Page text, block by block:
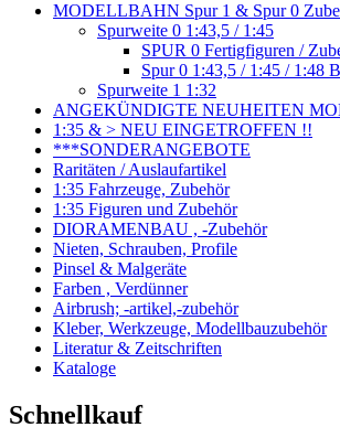
MODELLBAHN Spur 1 & Spur 0
Spurweite 0 1:43,5 / 1:45
SPUR 0 Fertigfiguren /
Spur 0 1:43,5 / 1:45 / 1:48
Spurweite 1 1:32
ANGEKÜNDIGTE NEUHEITEN
1:35 & > NEU EINGETROFFEN !!
***SONDERANGEBOTE
Raritäten / Auslaufartikel
1:35 Fahrzeuge, Zubehör
1:35 Figuren und Zubehör
DIORAMENBAU , -Zubehör
Nieten, Schrauben, Profile
Pinsel & Malgeräte
Farben , Verdünner
Airbrush; -artikel,-zubehör
Kleber, Werkzeuge, Modellbauzubehör
Literatur & Zeitschriften
Kataloge
Schnellkauf